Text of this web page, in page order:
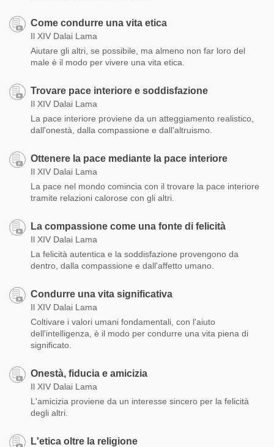
Come condurre una vita etica
Il XIV Dalai Lama
Aiutare gli altri, se possibile, ma almeno non far loro del
male è il modo per vivere una vita etica.
Trovare pace interiore e soddisfazione
Il XIV Dalai Lama
La pace interiore proviene da un atteggiamento realistico,
dall'onestà, dalla compassione e dall'altruismo.
Ottenere la pace mediante la pace interiore
Il XIV Dalai Lama
La pace nel mondo comincia con il trovare la pace interiore
tramite relazioni calorose con gli altri.
La compassione come una fonte di felicità
Il XIV Dalai Lama
La felicità autentica e la soddisfazione provengono da
dentro, dalla compassione e dall'affetto umano.
Condurre una vita significativa
Il XIV Dalai Lama
Coltivare i valori umani fondamentali, con l'aiuto
dell'intelligenza, è il modo per condurre una vita piena di
significato.
Onestà, fiducia e amicizia
Il XIV Dalai Lama
L'amicizia proviene da un interesse sincero per la felicità
degli altri.
L'etica oltre la religione